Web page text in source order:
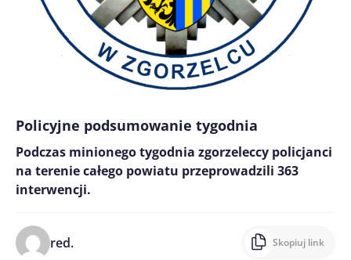
Policyjne podsumowanie tygodnia
Podczas minionego tygodnia zgorzeleccy policjanci
na terenie całego powiatu przeprowadzili 363
interwencji.
red. Skopiuj link